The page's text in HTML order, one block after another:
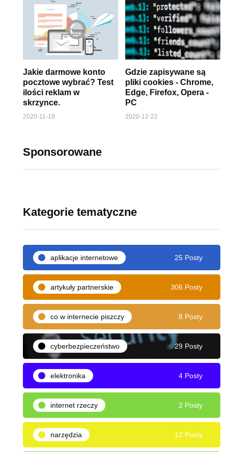
Jakie darmowe konto
pocztowe wybrać? Test
ilości reklam w
skrzynce.
2020-11-18
Gdzie zapisywane są
pliki cookies - Chrome,
Edge, Firefox, Opera -
PC
2020-12-22
Sponsorowane
Kategorie tematyczne
aplikacje internetowe 25 Posty
artykuły partnerskie 306 Posty
co w internecie piszczy 8 Posty
cyberbezpieczeństwo 29 Posty
elektronika 4 Posty
internet rzeczy 2 Posty
narzędzia 12 Posty